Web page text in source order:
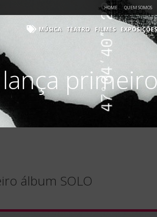
HOME QUEM SOMOS
MÚSICA TEATRO FILMES EXPOSIÇÕES
lança
álbum SOLO